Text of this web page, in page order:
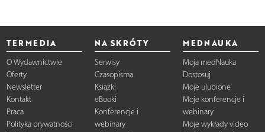
TERMEDIA
O Wydawnictwie
Oferty
Newsletter
Kontakt
Praca
Polityka prywatności
NA SKRÓTY
Serwisy
Czasopisma
Książki
eBooki
Konferencje i
webinary
MEDNAUKA
Moja medNauka
Dostosuj
Moje ulubione
Moje konferencje i
webinary
Moje wykłady video